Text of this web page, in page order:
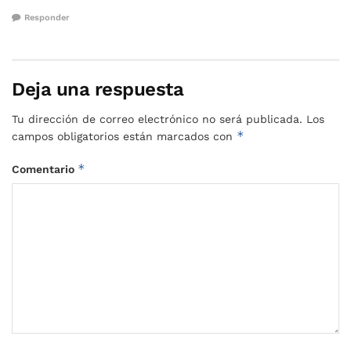
Responder
Deja una respuesta
Tu dirección de correo electrónico no será publicada. Los
campos obligatorios están marcados con *
Comentario *